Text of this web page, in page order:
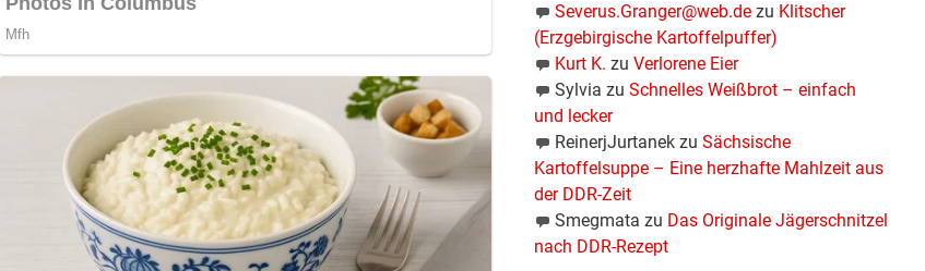
Severus.Granger@web.dezu Klitscher
(Erzgebirgische Kartoffelpuffer)
Kurt K. zu Verlorene Eier
Sylvia zu Schnelles Weißbrot – einfach
und lecker
ReinerjJurtanekzu Sächsische
Kartoffelsuppe – Eine herzhafte Mahlzeit aus
der DDR-Zeit
Smegmata zu Das Originale Jägerschnitzel
nach DDR-Rezept